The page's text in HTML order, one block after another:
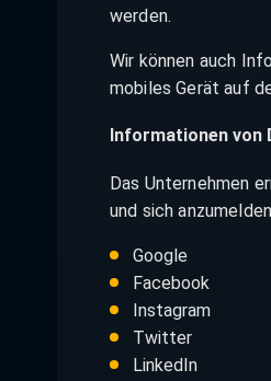
werden.
Wir können auch
mobiles Gerät auf
Informationen
Das Unternehmen
und sich
Google
Facebook
Instagram
Twitter
LinkedIn